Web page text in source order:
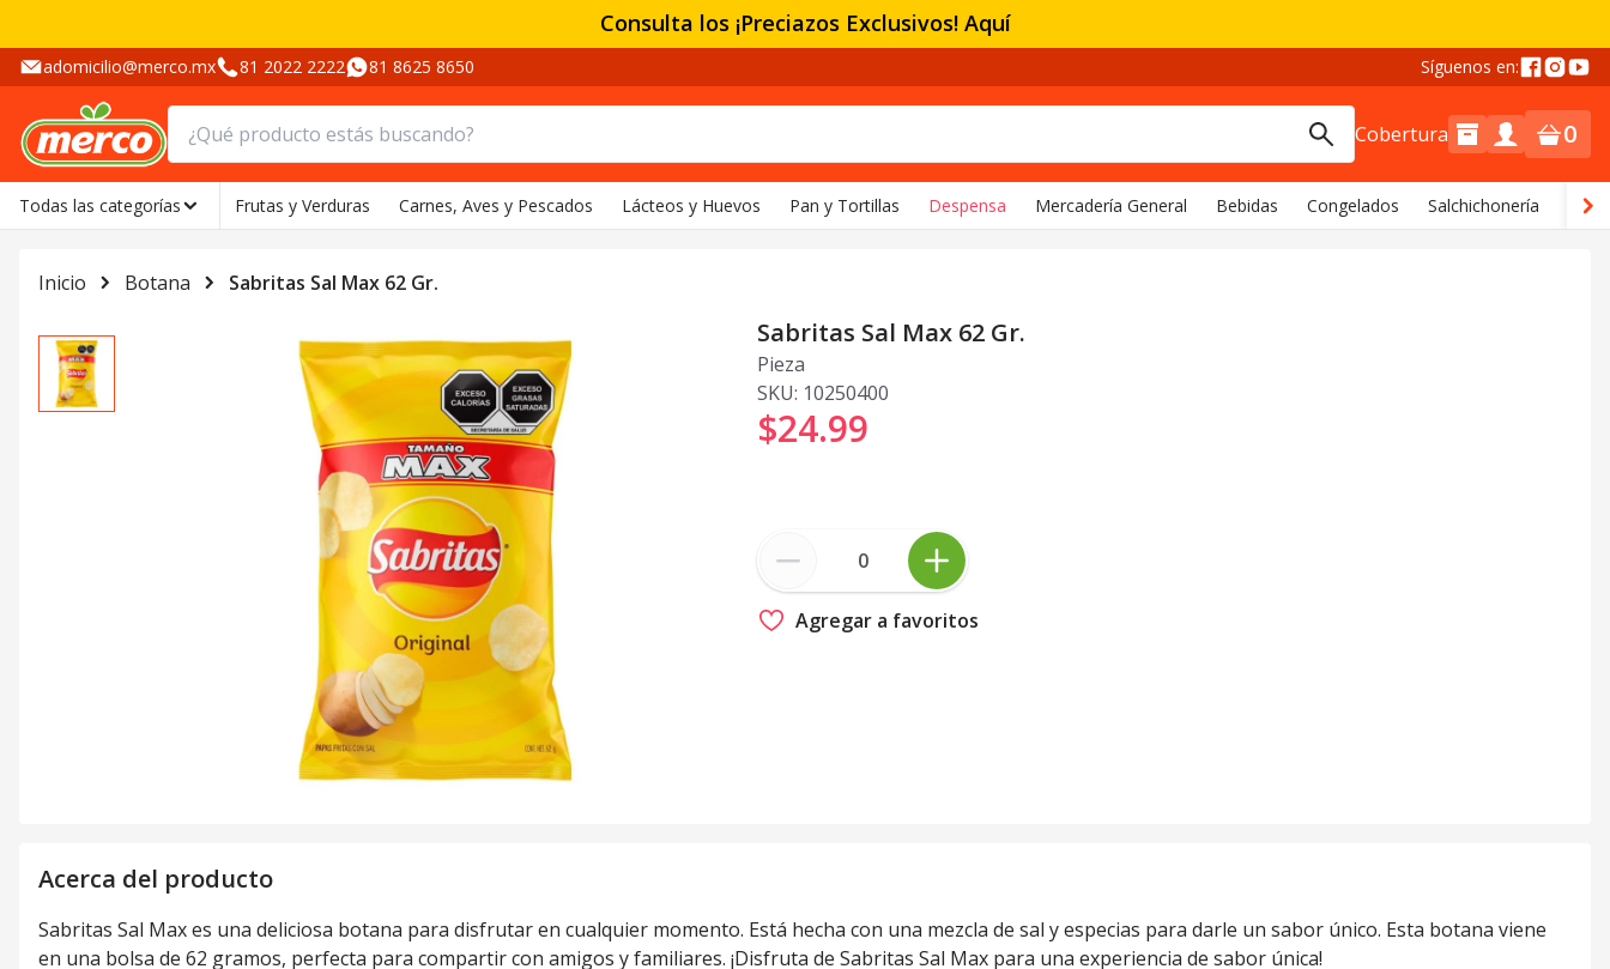
Consulta los ¡Preciazos Exclusivos! Aquí
adomicilio@merco.mx 81 2022 2222 81 8625 8650 Síguenos en:
Cobertura 0
Todas las categorías Frutas y Verduras Carnes, Aves y Pescados Lácteos y Huevos Pan y Tortillas Despensa Mercadería General Bebidas Congelados Salchichonería
Inicio Botana Sabritas Sal Max 62 Gr.
Sabritas Sal Max 62 Gr.
Pieza
SKU: 10250400
$24.99
Agregar a favoritos
Acerca del producto
Sabritas Sal Max es una deliciosa botana para disfrutar en cualquier momento. Está hecha con una mezcla de sal y especias para darle un sabor único. Esta botana viene
en una bolsa de 62 gramos, perfecta para compartir con amigos y familiares. ¡Disfruta de Sabritas Sal Max para una experiencia de sabor única!